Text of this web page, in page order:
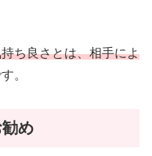
ち良さとは、相手によ
。
め